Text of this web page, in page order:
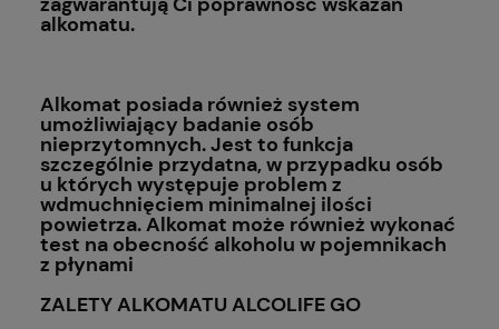
alkomatu.
Alkomat posiada również system
umożliwiający badanie osób
nieprzytomnych. Jest to funkcja
szczególnie przydatna, w przypadku osób
u których występuje problem z
wdmuchnięciem minimalnej ilości
powietrza. Alkomat może również wykonać
test na obecność alkoholu w pojemnikach
z płynami
ZALETY ALKOMATU ALCOLIFE GO